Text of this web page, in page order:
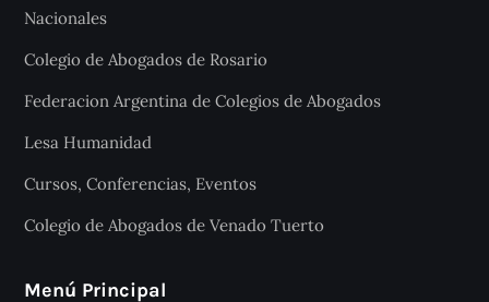
Nacionales
Colegio de Abogados de Rosario
Federacion Argentina de Colegios de Abogados
Lesa Humanidad
Cursos, Conferencias, Eventos
Colegio de Abogados de Venado Tuerto
Menú Principal